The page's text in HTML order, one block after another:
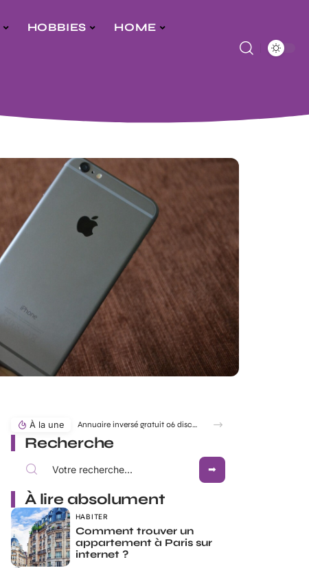
HOBBIES HOME
À la une Annuaire inversé gratuit 06 discret pour identifier un numéro sans être vu
Recherche
À lire absolument
HABITER
Comment trouver un
appartement à Paris sur
internet ?